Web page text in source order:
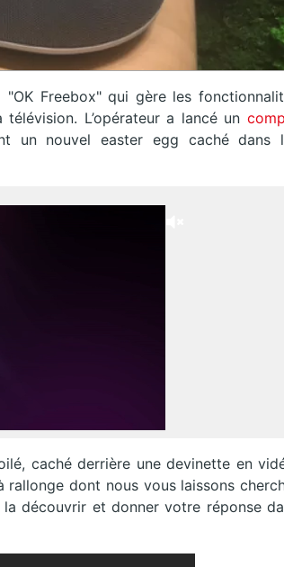
Freebox" qui gère les
L’opérateur a lancé un
un nouvel easter egg caché dans
caché derrière une devinette en
dont nous vous laissons
découvrir et donner votre réponse